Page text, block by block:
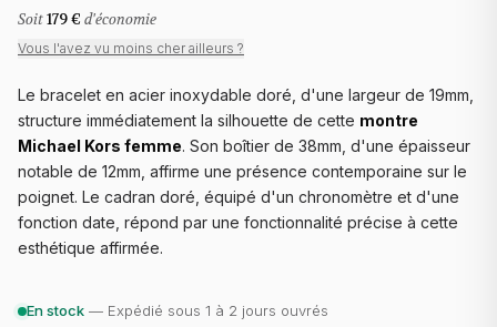
Soit179 € d'économie
Vous l'avez vu moins cher ailleurs ?
Le bracelet en acier inoxydable doré, d'une largeur de 19mm,
structure immédiatement la silhouette de cette montre
Michael Kors femme. Son boîtier de 38mm, d'une épaisseur
notable de 12mm, affirme une présence contemporaine sur le
poignet. Le cadran doré, équipé d'un chronomètre et d'une
fonction date, répond par une fonctionnalité précise à cette
esthétique affirmée.
En stock — Expédié sous 1 à 2 jours ouvrés